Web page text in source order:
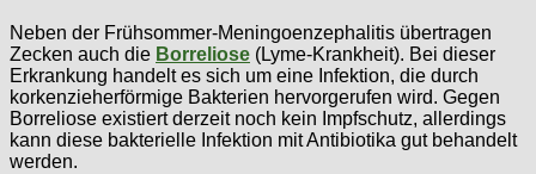
Neben der Frühsommer-Meningoenzephalitis übertragen
Zecken auch die Borreliose (Lyme-Krankheit). Bei dieser
Erkrankung handelt es sich um eine Infektion, die durch
korkenzieherförmige Bakterien hervorgerufen wird. Gegen
Borreliose existiert derzeit noch kein Impfschutz, allerdings
kann diese bakterielle Infektion mit Antibiotika gut behandelt
werden.